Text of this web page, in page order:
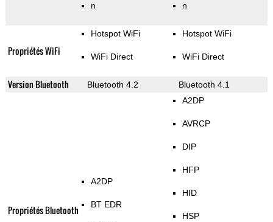
n n
Propriétés WiFi
Hotspot WiFi
WiFi Direct
Hotspot WiFi
WiFi Direct
Version Bluetooth Bluetooth 4.2 Bluetooth 4.1
Propriétés Bluetooth
A2DP
BT EDR
A2DP
AVRCP
DIP
HFP
HID
HSP